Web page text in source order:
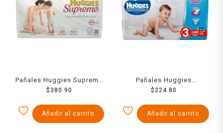
Pañales Huggies Supreme
unisex etapa 5 con 36
$ 380.90
Añadir al carrito
Pañales Huggies
UltraConfort etapa 3 niño
$ 224.80
Añadir al carrito